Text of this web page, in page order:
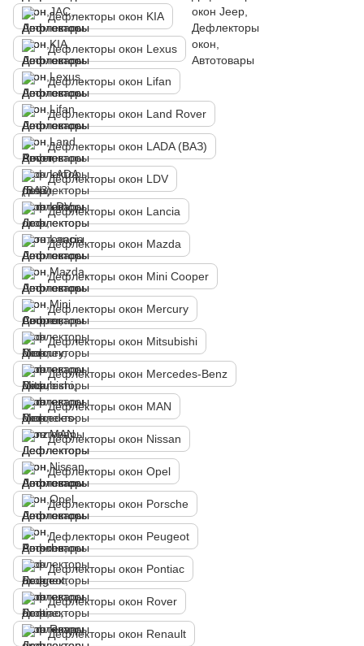
Дефлекторы окон KIA
Дефлекторы окон Lexus
Дефлекторы окон Lifan
Дефлекторы окон Land Rover
Дефлекторы окон LADA (ВАЗ)
Дефлекторы окон LDV
Дефлекторы окон Lancia
Дефлекторы окон Mazda
Дефлекторы окон Mini Cooper
Дефлекторы окон Mercury
Дефлекторы окон Mitsubishi
Дефлекторы окон Mercedes-Benz
Дефлекторы окон MAN
Дефлекторы окон Nissan
Дефлекторы окон Opel
Дефлекторы окон Porsche
Дефлекторы окон Peugeot
Дефлекторы окон Pontiac
Дефлекторы окон Rover
Дефлекторы окон Renault